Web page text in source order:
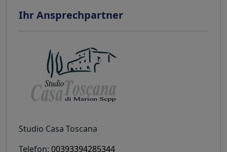
Ihr Ansprechpartner
Studio Casa Toscana
Telefon: 00393394285344